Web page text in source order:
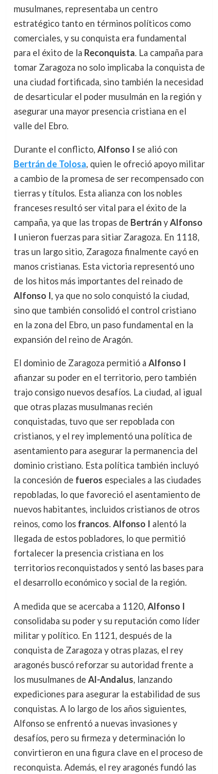
musulmanes, representaba un centro
estratégico tanto en términos políticos como
comerciales, y su conquista era fundamental
para el éxito de la Reconquista. La campaña para
tomar Zaragoza no solo implicaba la conquista de
una ciudad fortificada, sino también la necesidad
de desarticular el poder musulmán en la región y
asegurar una mayor presencia cristiana en el
valle del Ebro.
Durante el conflicto, Alfonso I se alió con
Bertrán de Tolosa, quien le ofreció apoyo militar
a cambio de la promesa de ser recompensado con
tierras y títulos. Esta alianza con los nobles
franceses resultó ser vital para el éxito de la
campaña, ya que las tropas de BertrányAlfonso
I unieron fuerzas para sitiar Zaragoza. En 1118,
tras un largo sitio, Zaragoza finalmente cayó en
manos cristianas. Esta victoria representó uno
de los hitos más importantes del reinado de
Alfonso I, ya que no solo conquistó la ciudad,
sino que también consolidó el control cristiano
en la zona del Ebro, un paso fundamental en la
expansión del reino de Aragón.
El dominio de Zaragoza permitió a Alfonso I
afianzar su poder en el territorio, pero también
trajo consigo nuevos desafíos. La ciudad, al igual
que otras plazas musulmanas recién
conquistadas, tuvo que ser repoblada con
cristianos, y el rey implementó una política de
asentamiento para asegurar la permanencia del
dominio cristiano. Esta política también incluyó
la concesión de fueros especiales a las ciudades
repobladas, lo que favoreció el asentamiento de
nuevos habitantes, incluidos cristianos de otros
reinos, como los francos. Alfonso I alentó la
llegada de estos pobladores, lo que permitió
fortalecer la presencia cristiana en los
territorios reconquistados y sentó las bases para
el desarrollo económico y social de la región.
A medida que se acercaba a 1120, Alfonso I
consolidaba su poder y su reputación como líder
militar y político. En 1121, después de la
conquista de Zaragoza y otras plazas, el rey
aragonés buscó reforzar su autoridad frente a
los musulmanes de Al-Andalus, lanzando
expediciones para asegurar la estabilidad de sus
conquistas. A lo largo de los años siguientes,
Alfonso se enfrentó a nuevas invasiones y
desafíos, pero su firmeza y determinación lo
convirtieron en una figura clave en el proceso de
reconquista. Además, el rey aragonés fundó las